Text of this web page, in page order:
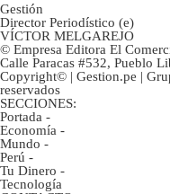
Gestión
Director Periodístico (e)
VÍCTOR MELGAREJO
© Empresa Editora El
Calle Paracas #532, Pueblo
Copyright© | Gestion.pe |
reservados
SECCIONES:
Portada -
Economía -
Mundo -
Perú -
Tu Dinero -
Tecnología